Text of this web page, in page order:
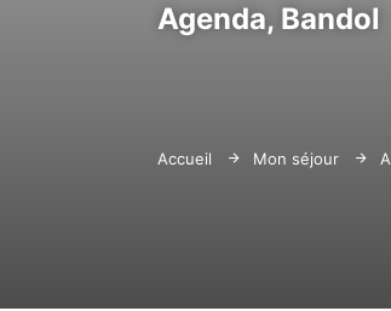
Agenda, Bandol
Accueil Mon séjour